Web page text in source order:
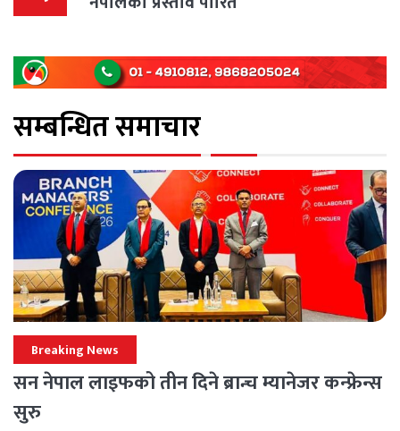
सम्बन्धित समाचार
Breaking News
सन नेपाल लाइफको तीन दिने ब्रान्च म्यानेजर कन्फ्रेन्स
सुरु